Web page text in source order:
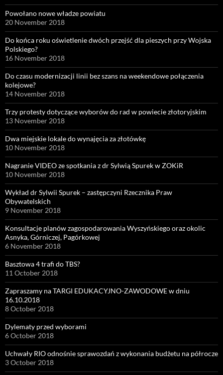
Powołano nowe władze powiatu
20 November 2018
Do końca roku oświetlenie dwóch przejść dla pieszych przy Wojska
Polskiego?
16 November 2018
Do czasu modernizacji linii bez szans na weekendowe połączenia
kolejowe?
14 November 2018
Trzy protesty dotyczące wyborów do rad w powiecie złotoryjskim
13 November 2018
Dwa miejskie lokale do wynajęcia za złotówkę
10 November 2018
Nagranie VIDEO ze spotkania z dr Sylwią Spurek w ZOKiR
10 November 2018
Wykład dr Sylwii Spurek – zastępczyni Rzecznika Praw
Obywatelskich
9 November 2018
Konsultacje planów zagospodarowania Wyszyńskiego oraz okolic
Asnyka, Górniczej, Pagórkowej
6 November 2018
Basztowa 4 trafi do TBS?
11 October 2018
Zapraszamy na TARGI EDUKACYJNO-ZAWODOWE w dniu
16.10.2018
8 October 2018
Dylematy przed wyborami
6 October 2018
Uchwały RIO odnośnie sprawozdań z wykonania budżetu na półrocze
3 October 2018